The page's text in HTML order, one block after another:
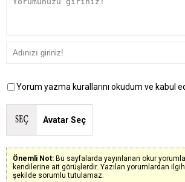
Yorum yazma kurallarını okudum ve kabul
Avatar Seç
Önemli Not: Bu sayfalarda yayınlanan okur
kendilerine ait görüşlerdir. Yazılan yorumlardan
şekilde sorumlu tutulamaz.